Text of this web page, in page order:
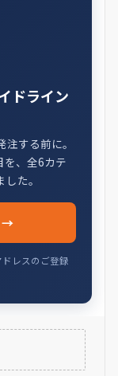
ドライン
する前に。
を、全6カテ
た。
→
レスのご登録